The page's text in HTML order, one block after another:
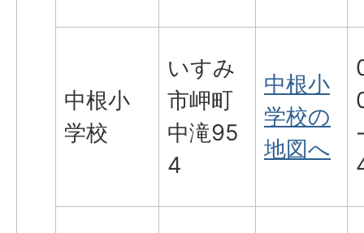
中根小
学校
いすみ
市岬町
中滝95
4
中根小
学校の
地図へ